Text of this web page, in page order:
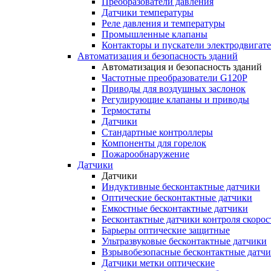
Датчики температуры
Реле давления и температуры
Промышленные клапаны
Контакторы и пускатели
Автоматизация и безопасность зданий
Автоматизация и безопасность зданий
Частотные преобразователи G120P
Приводы для воздушных заслонок
Регулирующие клапаны и приводы
Термостаты
Датчики
Стандартные контроллеры
Компоненты для горелок
Пожарообнаружение
Датчики
Датчики
Индуктивные бесконтактные датчики
Оптические бесконтактные датчики
Емкостные бесконтактные датчики
Бесконтактные датчики контроля
Барьеры оптические защитные
Ультразвуковые бесконтактные датчики
Взрывобезопасные бесконтактные
Датчики метки оптические